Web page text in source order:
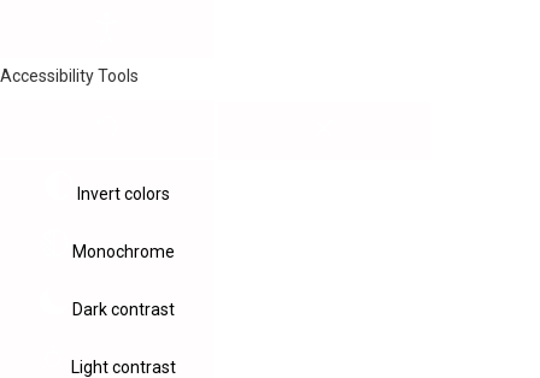
Accessibility Tools
Invert colors
Monochrome
Dark contrast
Light contrast